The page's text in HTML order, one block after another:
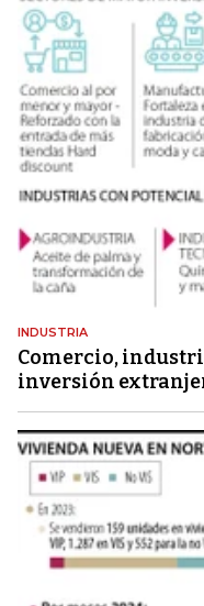
INDUSTRIA
Comercio,
inversión